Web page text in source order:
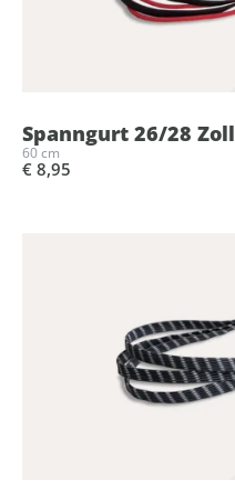
Spanngurt 26/28 Zoll
60 cm
€ 8,95